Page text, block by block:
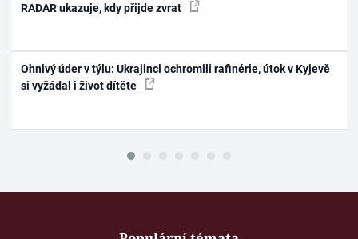
RADAR ukazuje, kdy přijde zvrat
Ohnivý úder v týlu: Ukrajinci ochromili rafinérie, útok v Kyjevě
si vyžádal i život dítěte